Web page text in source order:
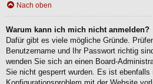
Nach oben
Warum kann ich mich nicht anmelden?
Dafür gibt es viele mögliche Gründe.
Benutzername und Ihr Passwort richtig
wenden Sie sich an einen Board-
Sie nicht gesperrt wurden. Es ist